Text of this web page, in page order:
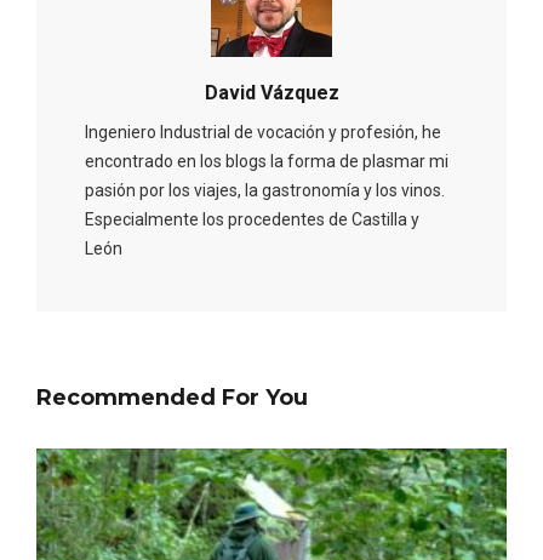
David Vázquez
Ingeniero Industrial de vocación y profesión, he
encontrado en los blogs la forma de plasmar mi
pasión por los viajes, la gastronomía y los vinos.
Especialmente los procedentes de Castilla y
León
Recommended For You
V Feria Europea del Queso 2026 en